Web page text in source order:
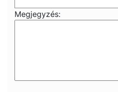
Megjegyzés: